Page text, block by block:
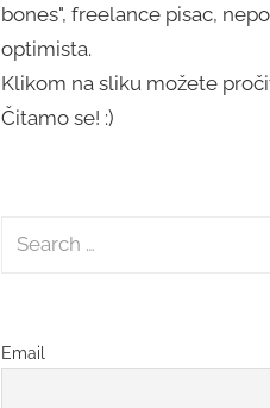
bones", freelance pisac,
optimista.
Klikom na sliku možete
Čitamo se! :)
Search
Email